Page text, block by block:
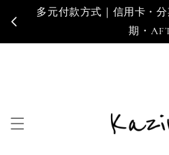
寄送地區｜台灣・香港・